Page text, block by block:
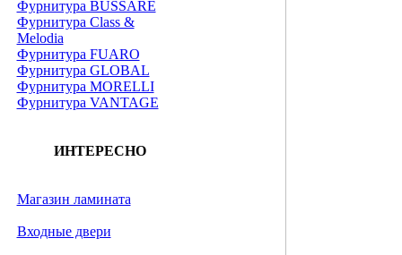
Фурнитура BUSSARE
Фурнитура Class &
Melodia
Фурнитура FUARO
Фурнитура GLOBAL
Фурнитура MORELLI
Фурнитура VANTAGE
ИНТЕРЕСНО
Магазин ламината
Входные двери